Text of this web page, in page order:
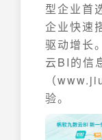
型企业首
企业快速
驱动增长
云BI的信
（
验。